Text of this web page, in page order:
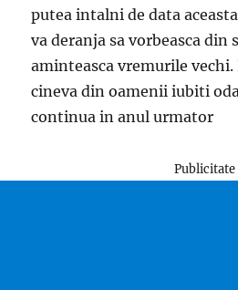
putea intalni de data
va deranja sa vorbeasca din
aminteasca vremurile vechi.
cineva din oamenii iubiti
continua in anul urmator
Publicitate